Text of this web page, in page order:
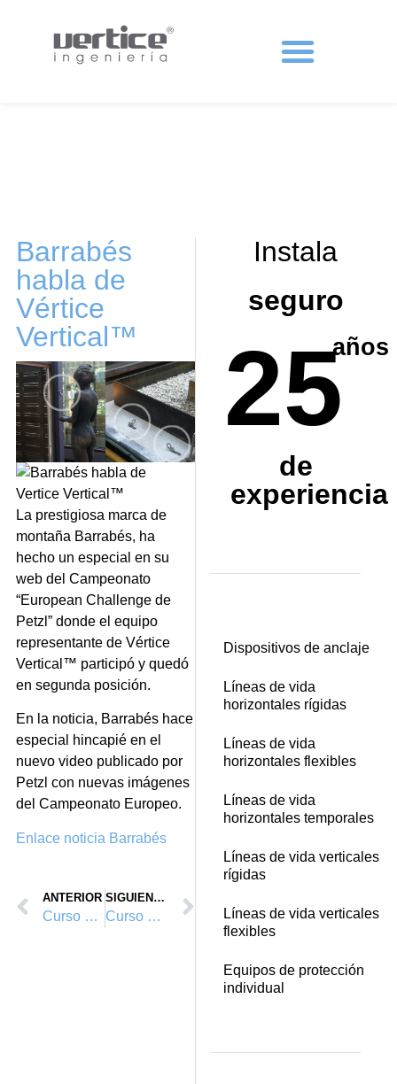
Barrabés
habla de
Vértice
Vertical™
La prestigiosa marca de
montaña Barrabés, ha
hecho un especial en su
web del Campeonato
“European Challenge de
Petzl” donde el equipo
representante de Vértice
Vertical™ participó y quedó
en segunda posición.
En la noticia, Barrabés hace
especial hincapié en el
nuevo video publicado por
Petzl con nuevas imágenes
del Campeonato Europeo.
Enlace noticia Barrabés
ANTERIOR
Curso de formación de trabajos en altura, homologados por Vértice Vertical™ y Anetva, en Valencia. Febrero 2012.
SIGUIENTE
Curso de evacuación y rescate en espacios confinados.
Instala
seguro
25años
de
experiencia
Dispositivos de anclaje
Líneas de vida
horizontales rígidas
Líneas de vida
horizontales flexibles
Líneas de vida
horizontales temporales
Líneas de vida verticales
rígidas
Líneas de vida verticales
flexibles
Equipos de protección
individual